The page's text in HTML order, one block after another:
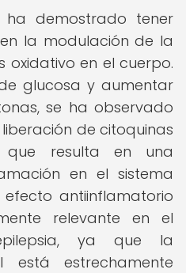
demostrado tener
la modulación de la
oxidativo en el cuerpo.
glucosa y aumentar
se ha observado
de citoquinas
que resulta en una
en el sistema
efecto antiinflamatorio
relevante en el
ya que la
está estrechamente